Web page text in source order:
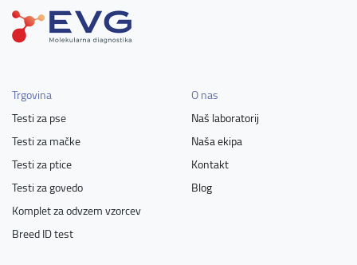
Trgovina
Testi za pse
Testi za mačke
Testi za ptice
Testi za govedo
Komplet za odvzem vzorcev
Breed ID test
O nas
Naš laboratorij
Naša ekipa
Kontakt
Blog